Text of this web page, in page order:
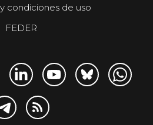
condiciones de uso
FEDER